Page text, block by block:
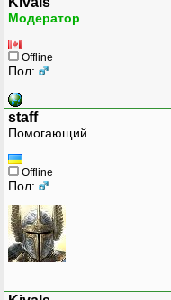
Модератор
Offline
Пол:
staff
Помогающий
Offline
Пол: